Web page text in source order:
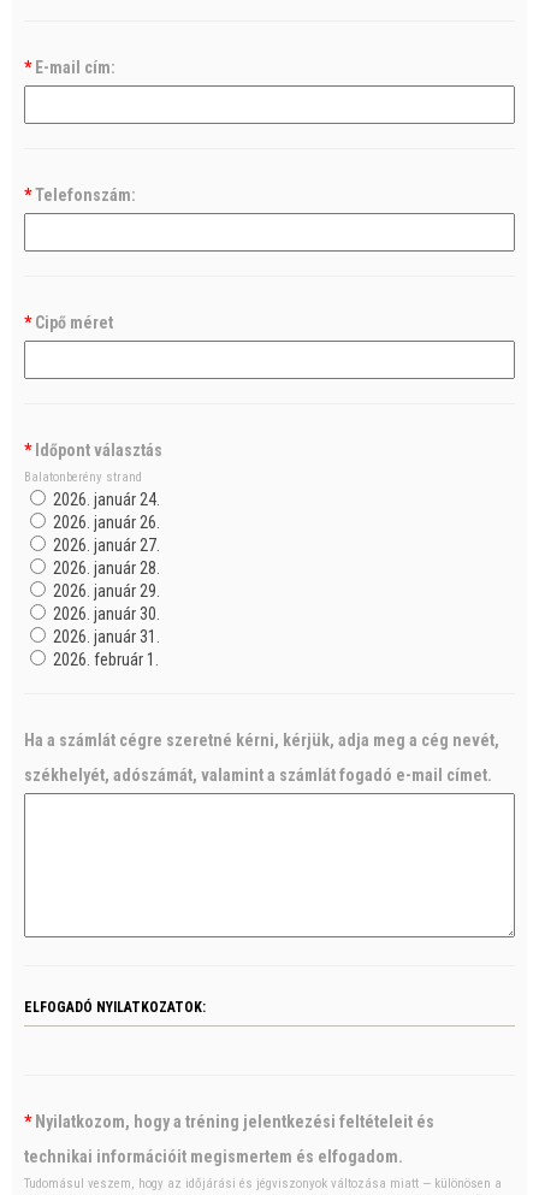
*E-mail cím:
*Telefonszám:
*Cipő méret
*Időpont választás
Balatonberény strand
2026. január 24.
2026. január 26.
2026. január 27.
2026. január 28.
2026. január 29.
2026. január 30.
2026. január 31.
2026. február 1.
Ha a számlát cégre szeretné kérni, kérjük, adja meg a cég nevét,
székhelyét, adószámát, valamint a számlát fogadó e-mail címet.
ELFOGADÓ NYILATKOZATOK:
*Nyilatkozom, hogy a tréning jelentkezési feltételeit és
technikai információit megismertem és elfogadom.
Tudomásul veszem, hogy az időjárási és jégviszonyok változása miatt — különösen a